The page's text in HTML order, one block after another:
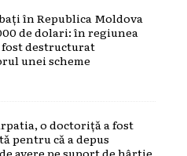
în Republica Moldova
de dolari: în regiunea
destructurat
unei scheme
o doctoriță a fost
pentru că a depus
avere pe suport de hârtie